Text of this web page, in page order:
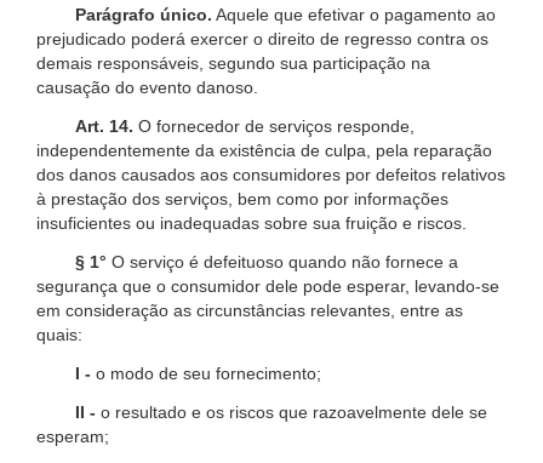
Parágrafo único. Aquele que efetivar o pagamento ao
prejudicado poderá exercer o direito de regresso contra os
demais responsáveis, segundo sua participação na
causação do evento danoso.
Art. 14. O fornecedor de serviços responde,
independentemente da existência de culpa, pela reparação
dos danos causados aos consumidores por defeitos relativos
à prestação dos serviços, bem como por informações
insuficientes ou inadequadas sobre sua fruição e riscos.
§ 1° O serviço é defeituoso quando não fornece a
segurança que o consumidor dele pode esperar, levando-se
em consideração as circunstâncias relevantes, entre as
quais:
I - o modo de seu fornecimento;
II - o resultado e os riscos que razoavelmente dele se
esperam;